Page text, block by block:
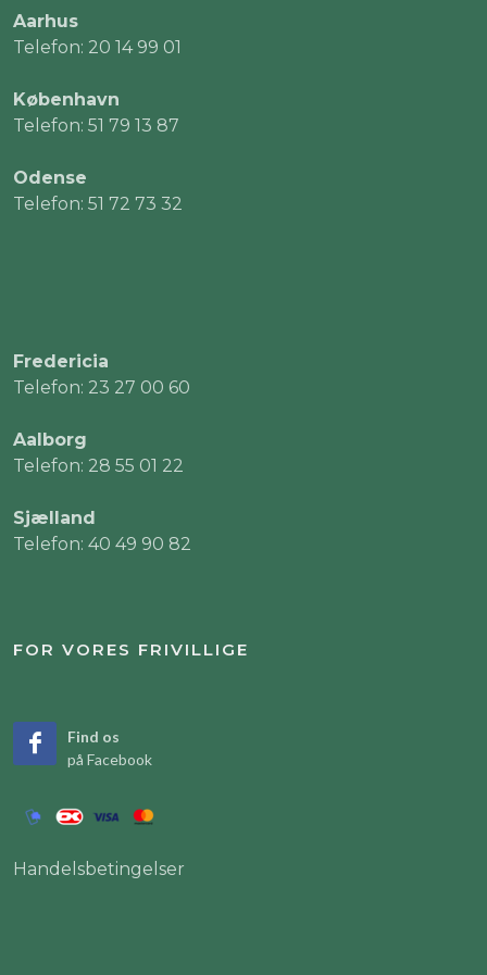
Aarhus
Telefon: 20 14 99 01
København
Telefon: 51 79 13 87
Odense
Telefon: 51 72 73 32
Fredericia
Telefon: 23 27 00 60
Aalborg
Telefon: 28 55 01 22
Sjælland
Telefon: 40 49 90 82
FOR VORES FRIVILLIGE
Find os
på Facebook
Handelsbetingelser